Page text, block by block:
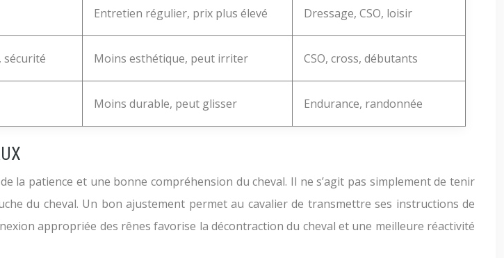
Entretien régulier, prix plus élevé Dressage, CSO, loisir
sécurité Moins esthétique, peut irriter CSO, cross, débutants
Moins durable, peut glisser Endurance, randonnée
la patience et une bonne compréhension du cheval. Il ne s’agit pas simplement de tenir
du cheval. Un bon ajustement permet au cavalier de transmettre ses instructions de
appropriée des rênes favorise la décontraction du cheval et une meilleure réactivité